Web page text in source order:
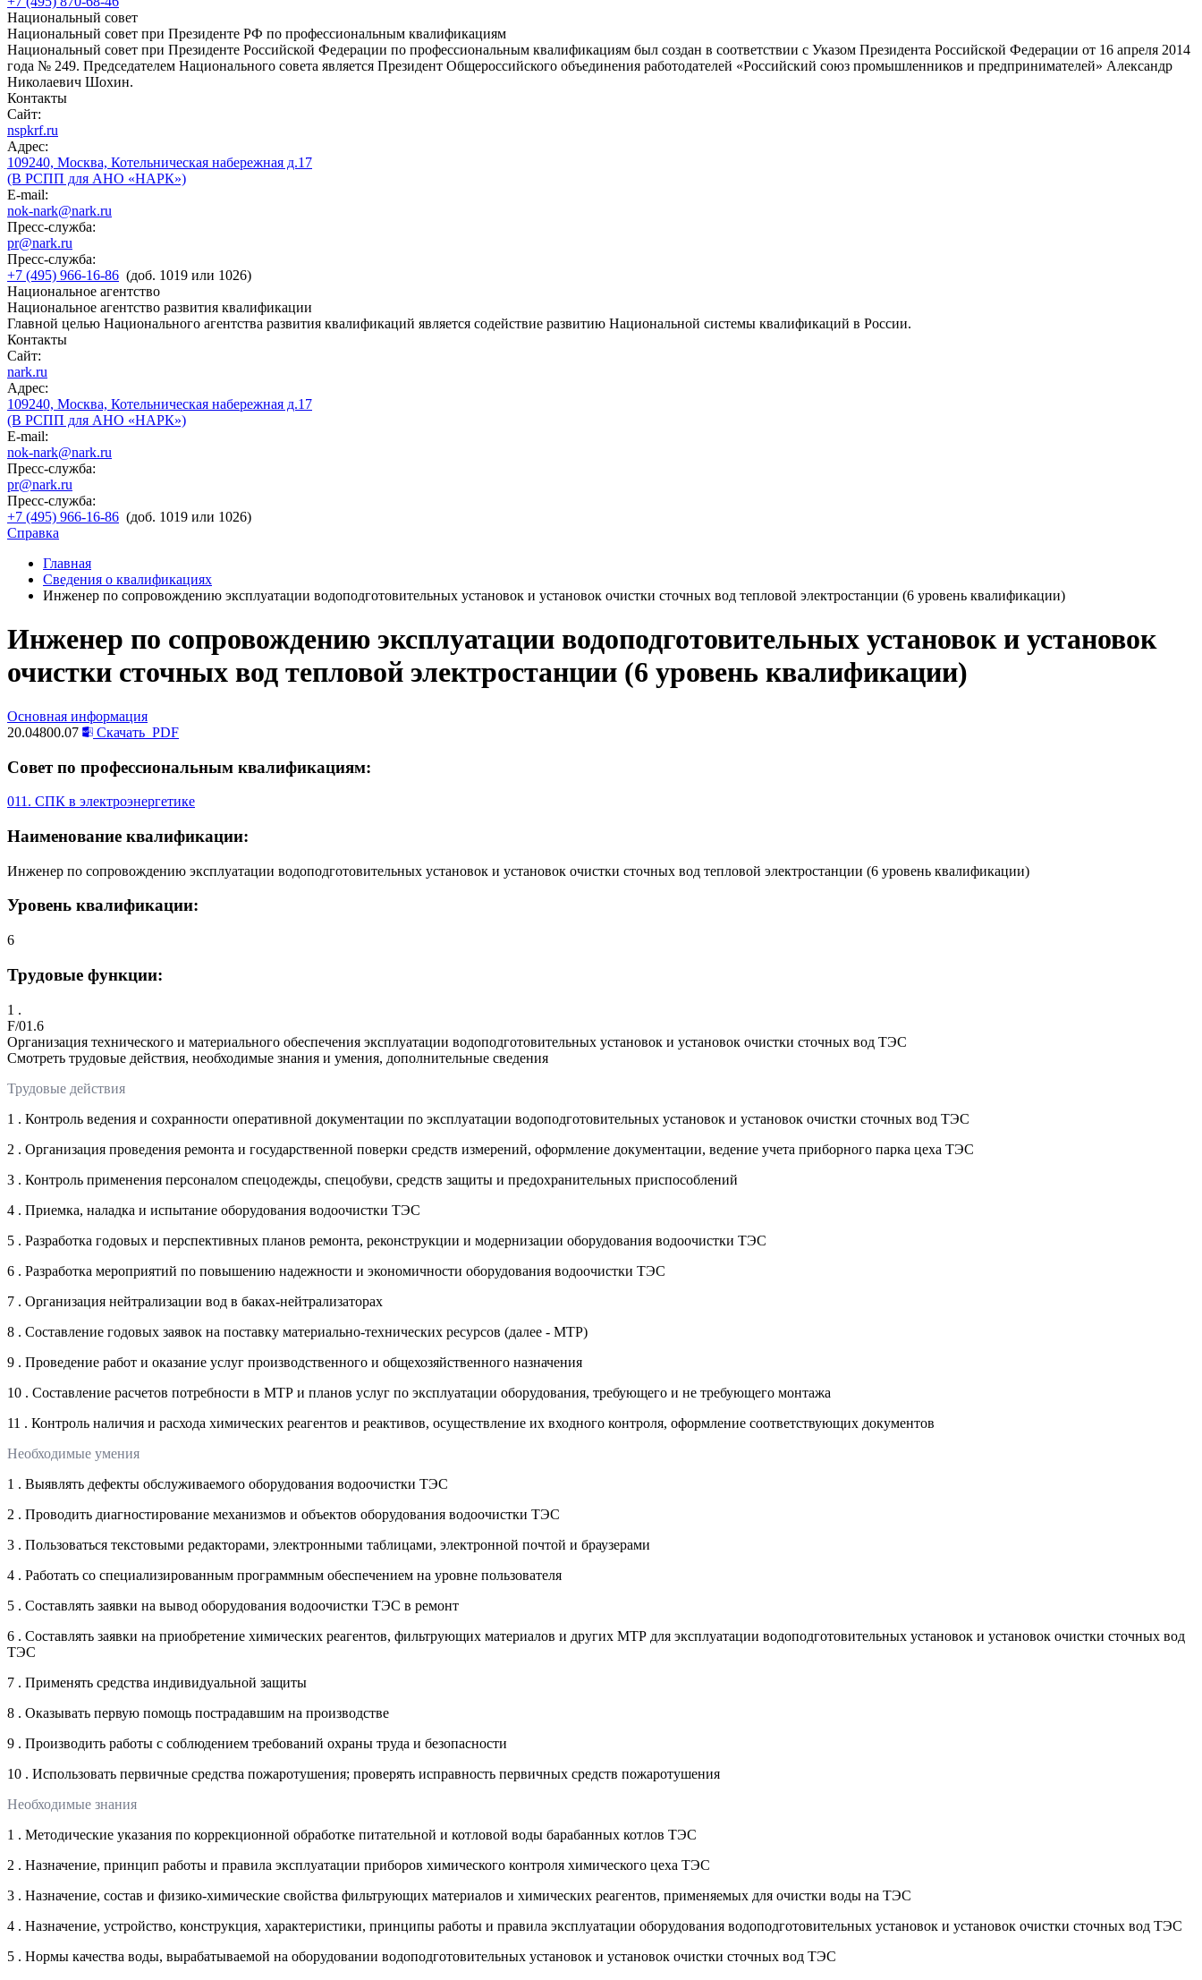
Национальный совет
Национальный совет при Президенте РФ по профессиональным квалификациям
Национальный совет при Президенте Российской Федерации по профессиональным квалификациям был создан в соответствии с Указом Президента Российской Федерации от 16 апреля 2014
года № 249. Председателем Национального совета является Президент Общероссийского объединения работодателей «Российский союз промышленников и предпринимателей» Александр
Николаевич Шохин.
Контакты
Сайт:
nspkrf.ru
Адрес:
109240, Москва, Котельническая набережная д.17
(В РСПП для АНО «НАРК»)
E-mail:
nok-nark@nark.ru
Пресс-служба:
pr@nark.ru
Пресс-служба:
+7 (495) 966-16-86 (доб. 1019 или 1026)
Национальное агентство
Национальное агентство развития квалификации
Главной целью Национального агентства развития квалификаций является содействие развитию Национальной системы квалификаций в России.
Контакты
Сайт:
nark.ru
Адрес:
109240, Москва, Котельническая набережная д.17
(В РСПП для АНО «НАРК»)
E-mail:
nok-nark@nark.ru
Пресс-служба:
pr@nark.ru
Пресс-служба:
+7 (495) 966-16-86 (доб. 1019 или 1026)
Справка
Главная
Сведения о квалификациях
Инженер по сопровождению эксплуатации водоподготовительных установок и установок очистки сточных вод тепловой электростанции (6 уровень квалификации)
Инженер по сопровождению эксплуатации водоподготовительных установок и установок
очистки сточных вод тепловой электростанции (6 уровень квалификации)
Основная информация
20.04800.07
Скачать PDF
Совет по профессиональным квалификациям:
011. СПК в электроэнергетике
Наименование квалификации:
Инженер по сопровождению эксплуатации водоподготовительных установок и установок очистки сточных вод тепловой электростанции (6 уровень квалификации)
Уровень квалификации:
6
Трудовые функции:
1 .
F/01.6
Организация технического и материального обеспечения эксплуатации водоподготовительных установок и установок очистки сточных вод ТЭС
Смотреть трудовые действия, необходимые знания и умения, дополнительные сведения
Трудовые действия
1 . Контроль ведения и сохранности оперативной документации по эксплуатации водоподготовительных установок и установок очистки сточных вод ТЭС
2 . Организация проведения ремонта и государственной поверки средств измерений, оформление документации, ведение учета приборного парка цеха ТЭС
3 . Контроль применения персоналом спецодежды, спецобуви, средств защиты и предохранительных приспособлений
4 . Приемка, наладка и испытание оборудования водоочистки ТЭС
5 . Разработка годовых и перспективных планов ремонта, реконструкции и модернизации оборудования водоочистки ТЭС
6 . Разработка мероприятий по повышению надежности и экономичности оборудования водоочистки ТЭС
7 . Организация нейтрализации вод в баках-нейтрализаторах
8 . Составление годовых заявок на поставку материально-технических ресурсов (далее - МТР)
9 . Проведение работ и оказание услуг производственного и общехозяйственного назначения
10 . Составление расчетов потребности в МТР и планов услуг по эксплуатации оборудования, требующего и не требующего монтажа
11 . Контроль наличия и расхода химических реагентов и реактивов, осуществление их входного контроля, оформление соответствующих документов
Необходимые умения
1 . Выявлять дефекты обслуживаемого оборудования водоочистки ТЭС
2 . Проводить диагностирование механизмов и объектов оборудования водоочистки ТЭС
3 . Пользоваться текстовыми редакторами, электронными таблицами, электронной почтой и браузерами
4 . Работать со специализированным программным обеспечением на уровне пользователя
5 . Составлять заявки на вывод оборудования водоочистки ТЭС в ремонт
6 . Составлять заявки на приобретение химических реагентов, фильтрующих материалов и других МТР для эксплуатации водоподготовительных установок и установок очистки сточных вод
ТЭС
7 . Применять средства индивидуальной защиты
8 . Оказывать первую помощь пострадавшим на производстве
9 . Производить работы с соблюдением требований охраны труда и безопасности
10 . Использовать первичные средства пожаротушения; проверять исправность первичных средств пожаротушения
Необходимые знания
1 . Методические указания по коррекционной обработке питательной и котловой воды барабанных котлов ТЭС
2 . Назначение, принцип работы и правила эксплуатации приборов химического контроля химического цеха ТЭС
3 . Назначение, состав и физико-химические свойства фильтрующих материалов и химических реагентов, применяемых для очистки воды на ТЭС
4 . Назначение, устройство, конструкция, характеристики, принципы работы и правила эксплуатации оборудования водоподготовительных установок и установок очистки сточных вод ТЭС
5 . Нормы качества воды, вырабатываемой на оборудовании водоподготовительных установок и установок очистки сточных вод ТЭС